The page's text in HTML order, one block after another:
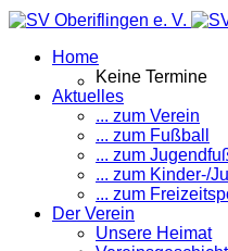
Home
Keine Termine
Aktuelles
... zum Verein
... zum Fußball
... zum
... zum Kinder-/
... zum
Der Verein
Unsere Heimat